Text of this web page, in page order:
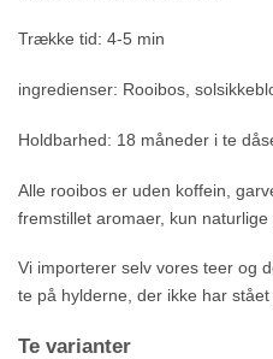
Trække tid: 4-5 min
ingredienser: Rooibos,
Holdbarhed: 18 måneder i te
Alle rooibos er uden koffein,
fremstillet aromaer, kun naturlige
Vi importerer selv vores teer og
te på hylderne, der ikke har
Te varianter